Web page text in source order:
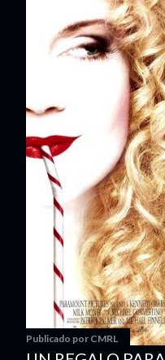
Publicado por CMRL